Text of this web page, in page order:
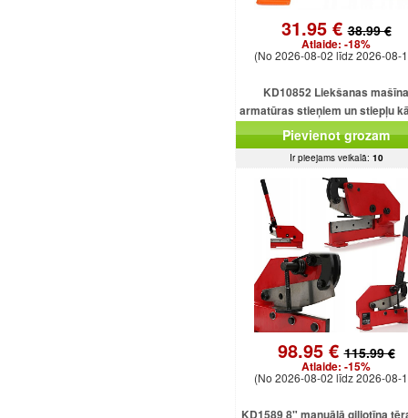
31.95 €38.99 €
Atlaide: -18%
(No 2026-08-02 līdz 2026-08-
KD10852 Liekšanas mašīna
armatūras stieņiem un stiepļu
līdz 14 mm diametrā
Pievienot grozam
Ir pieejams veikalā: 10
98.95 €115.99 €
Atlaide: -15%
(No 2026-08-02 līdz 2026-08-
KD1589 8" manuālā giljotīna